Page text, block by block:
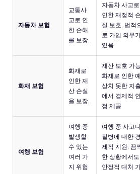
자동차 보험
교통사
고로 인
한 손해
를 보장.
자동차 사고로
인한 재정적 손
실 보호, 법적
로 가입 의무
있음
화재 보험
화재로
인한 재
산 손실
을 보장.
재산 보호 가능,
화재로 인한 예
상치 못한 지출
에서 경제적
정 제공
여행 보험
여행 중
발생할
수 있는
여러 가
지 위험
여행 중 사고
질병에 대한 경
제적 지원, 끔
한 상황에서도
안정적 대처